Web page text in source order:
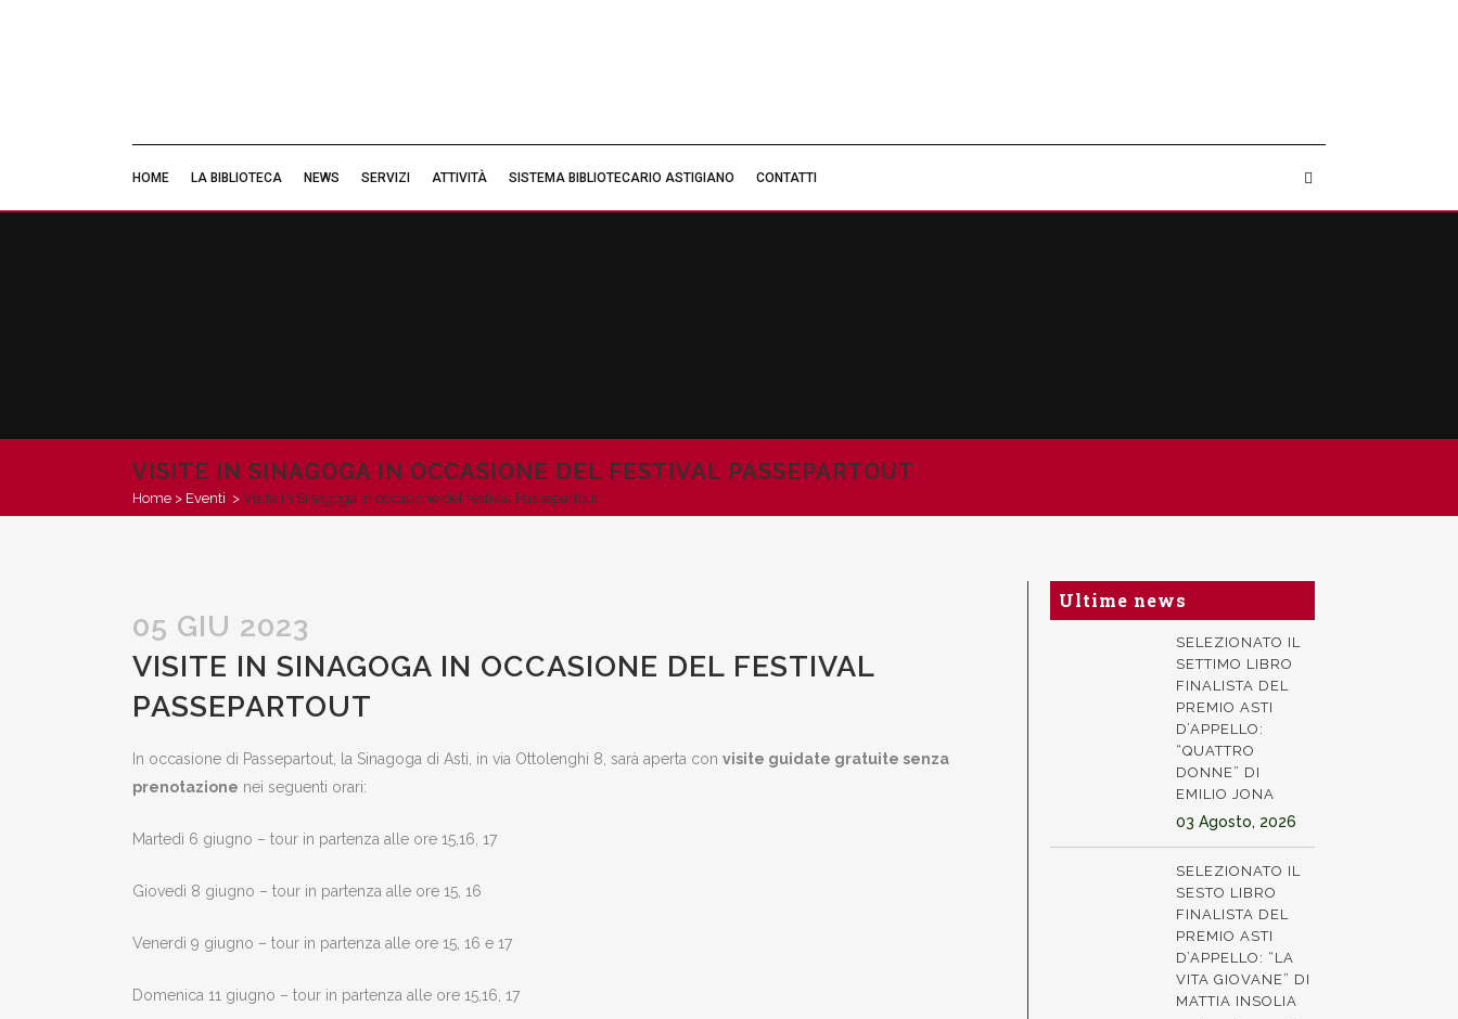
HOME LA BIBLIOTECA NEWS SERVIZI ATTIVITÀ SISTEMA BIBLIOTECARIO ASTIGIANO CONTATTI
VISITE IN SINAGOGA IN OCCASIONE DEL FESTIVAL PASSEPARTOUT
Home > Eventi > Visite in Sinagoga in occasione del festival Passepartout
05 GIU 2023
VISITE IN SINAGOGA IN OCCASIONE DEL FESTIVAL
PASSEPARTOUT
In occasione di Passepartout, la Sinagoga di Asti, in via Ottolenghi 8, sarà aperta con visite guidate gratuite senza
prenotazione nei seguenti orari:
Martedì 6 giugno – tour in partenza alle ore 15,16, 17
Giovedì 8 giugno – tour in partenza alle ore 15, 16
Venerdì 9 giugno – tour in partenza alle ore 15, 16 e 17
Domenica 11 giugno – tour in partenza alle ore 15,16, 17
Ultime news
SELEZIONATO IL
SETTIMO LIBRO
FINALISTA DEL
PREMIO ASTI
D’APPELLO:
“QUATTRO
DONNE” DI
EMILIO JONA
03 Agosto, 2026
SELEZIONATO IL
SESTO LIBRO
FINALISTA DEL
PREMIO ASTI
D’APPELLO: “LA
VITA GIOVANE” DI
MATTIA INSOLIA